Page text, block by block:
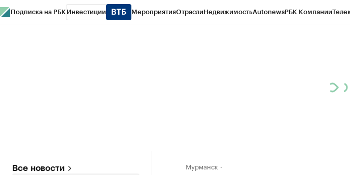
Подписка на РБК Инвестиции МероприятияОтраслиНедвижимостьAutonewsРБК Компании
Все новости Мурманск